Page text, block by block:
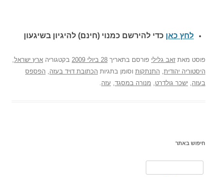
לחץ כאן כדי להירשם כמנוי (חינם) להיגיון בשיגעון
פוסט מאת זאב גלילי פורסם בתאריך 28 ביולי 2009 בקטגוריה ארץ ישראל
היסטוריה יהודית התנתקות וסומן בתגיות הכתובת דויד בעזה הפספס
בעזה ישכר גולדרט מנורה במסגד עזה
חיפוש באתר